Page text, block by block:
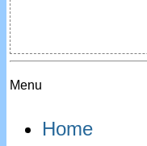
Menu
Home